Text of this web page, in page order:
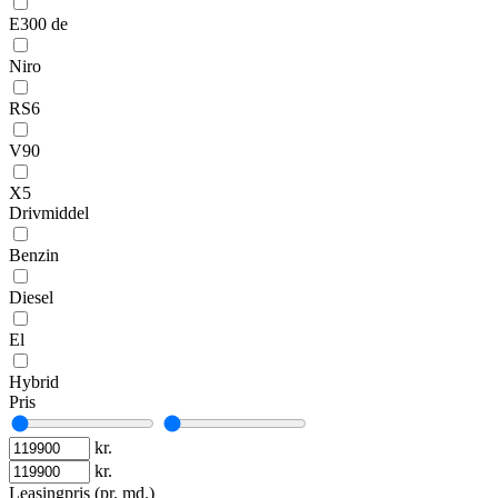
E300 de
Niro
RS6
V90
X5
Drivmiddel
Benzin
Diesel
El
Hybrid
Pris
kr.
kr.
Leasingpris (pr. md.)